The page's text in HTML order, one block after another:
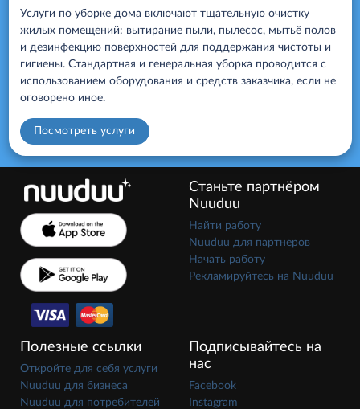
Услуги по уборке дома включают тщательную очистку
жилых помещений: вытирание пыли, пылесос, мытьё полов
и дезинфекцию поверхностей для поддержания чистоты и
гигиены. Стандартная и генеральная уборка проводится с
использованием оборудования и средств заказчика, если не
оговорено иное.
Посмотреть услуги
Станьте партнёром
Nuuduu
Найти работу
Nuuduu для партнеров
Начать работу
Рекламируйтесь на Nuuduu
Полезные ссылки
Откройте для себя услуги
Nuuduu для бизнеса
Nuuduu для потребителей
Подписывайтесь на
нас
Facebook
Instagram